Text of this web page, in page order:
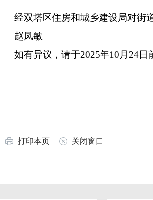
经双塔区住房和城乡建设局对街道
赵凤敏
如有异议，请于2025年10月24日
打印本页 关闭窗口